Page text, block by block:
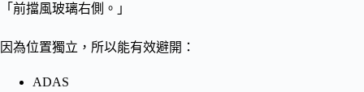
「前擋風玻璃右側。」
因為位置獨立，所以能有效避開：
ADAS